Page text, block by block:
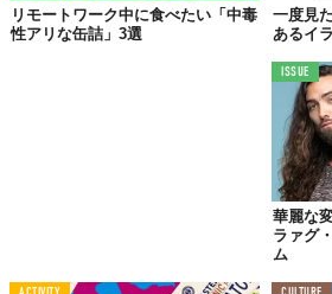
リモートワーク中に食べたい「中毒
性アリな缶詰」3選
一度見
あるイ
ISSUE
華麗な
ラァグ
ム